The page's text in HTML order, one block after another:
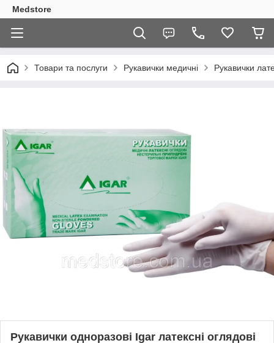
Medstore
Товари та послуги Рукавички медичні Рукавички
Рукавички одноразові Igar латексні оглядові